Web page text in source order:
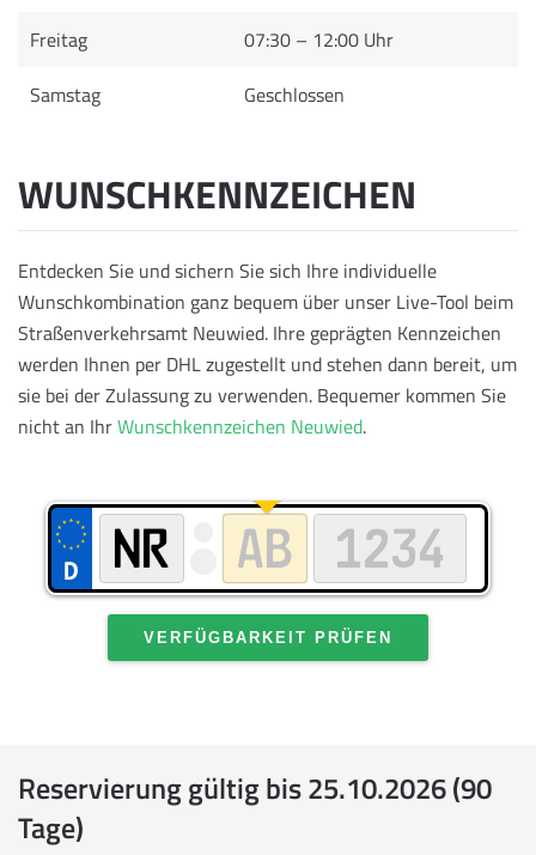
Freitag
07:30 – 12:00 Uhr
Samstag
Geschlossen
WUNSCHKENNZEICHEN
Entdecken Sie und sichern Sie sich Ihre individuelle
Wunschkombination ganz bequem über unser Live-Tool beim
Straßenverkehrsamt Neuwied. Ihre geprägten Kennzeichen
werden Ihnen per DHL zugestellt und stehen dann bereit, um
sie bei der Zulassung zu verwenden. Bequemer kommen Sie
nicht an IhrWunschkennzeichen Neuwied.
VERFÜGBARKEIT PRÜFEN
Reservierung gültig bis 25.10.2026 (90
Tage)